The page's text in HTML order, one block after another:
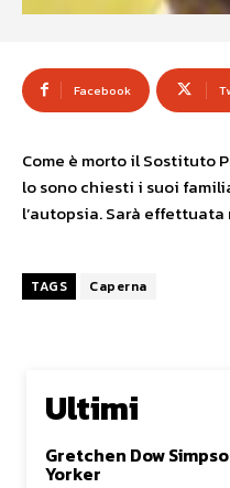
Facebook
Come è morto il Sostituto
lo sono chiesti i suoi
l’autopsia. Sarà
TAGS Caperna
Ultimi
Gretchen Dow
Yorker